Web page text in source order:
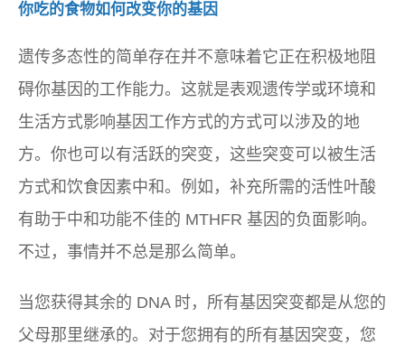
你吃的食物如何改变你的基因
遗传多态性的简单存在并不意味着它正在积极地阻
碍你基因的工作能力。这就是表观遗传学或环境和
生活方式影响基因工作方式的方式可以涉及的地
方。你也可以有活跃的突变，这些突变可以被生活
方式和饮食因素中和。例如，补充所需的活性叶酸
有助于中和功能不佳的 MTHFR 基因的负面影响。
不过，事情并不总是那么简单。
当您获得其余的 DNA 时，所有基因突变都是从您的
父母那里继承的。对于您拥有的所有基因突变，您